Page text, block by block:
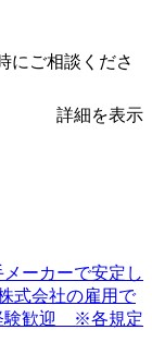
にご相談くださ
詳細を表示